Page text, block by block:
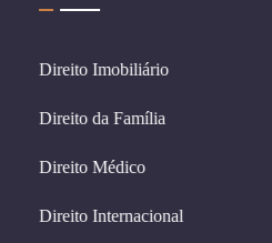
Direito Imobiliário
Direito da Família
Direito Médico
Direito Internacional